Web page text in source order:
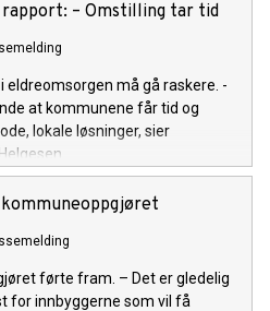
rapport: – Omstilling tar tid
eldreomsorgen må gå raskere. -
at kommunene får tid og
lokale løsninger, sier
førte fram. – Det er gledelig
for innbyggerne som vil få